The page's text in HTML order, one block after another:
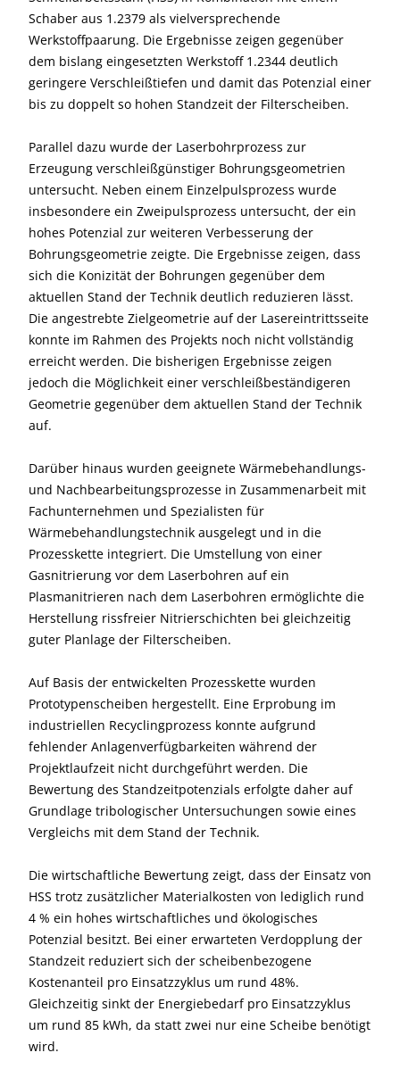
Schaber aus 1.2379 als vielversprechende
Werkstoffpaarung. Die Ergebnisse zeigen gegenüber
dem bislang eingesetzten Werkstoff 1.2344 deutlich
geringere Verschleißtiefen und damit das Potenzial einer
bis zu doppelt so hohen Standzeit der Filterscheiben.
Parallel dazu wurde der Laserbohrprozess zur
Erzeugung verschleißgünstiger Bohrungsgeometrien
untersucht. Neben einem Einzelpulsprozess wurde
insbesondere ein Zweipulsprozess untersucht, der ein
hohes Potenzial zur weiteren Verbesserung der
Bohrungsgeometrie zeigte. Die Ergebnisse zeigen, dass
sich die Konizität der Bohrungen gegenüber dem
aktuellen Stand der Technik deutlich reduzieren lässt.
Die angestrebte Zielgeometrie auf der Lasereintrittsseite
konnte im Rahmen des Projekts noch nicht vollständig
erreicht werden. Die bisherigen Ergebnisse zeigen
jedoch die Möglichkeit einer verschleißbeständigeren
Geometrie gegenüber dem aktuellen Stand der Technik
auf.
Darüber hinaus wurden geeignete Wärmebehandlungs-
und Nachbearbeitungsprozesse in Zusammenarbeit mit
Fachunternehmen und Spezialisten für
Wärmebehandlungstechnik ausgelegt und in die
Prozesskette integriert. Die Umstellung von einer
Gasnitrierung vor dem Laserbohren auf ein
Plasmanitrieren nach dem Laserbohren ermöglichte die
Herstellung rissfreier Nitrierschichten bei gleichzeitig
guter Planlage der Filterscheiben.
Auf Basis der entwickelten Prozesskette wurden
Prototypenscheiben hergestellt. Eine Erprobung im
industriellen Recyclingprozess konnte aufgrund
fehlender Anlagenverfügbarkeiten während der
Projektlaufzeit nicht durchgeführt werden. Die
Bewertung des Standzeitpotenzials erfolgte daher auf
Grundlage tribologischer Untersuchungen sowie eines
Vergleichs mit dem Stand der Technik.
Die wirtschaftliche Bewertung zeigt, dass der Einsatz von
HSS trotz zusätzlicher Materialkosten von lediglich rund
4 % ein hohes wirtschaftliches und ökologisches
Potenzial besitzt. Bei einer erwarteten Verdopplung der
Standzeit reduziert sich der scheibenbezogene
Kostenanteil pro Einsatzzyklus um rund 48%.
Gleichzeitig sinkt der Energiebedarf pro Einsatzzyklus
um rund 85 kWh, da statt zwei nur eine Scheibe benötigt
wird.